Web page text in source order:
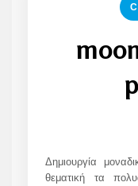
Δημιουργία
θεματική τα